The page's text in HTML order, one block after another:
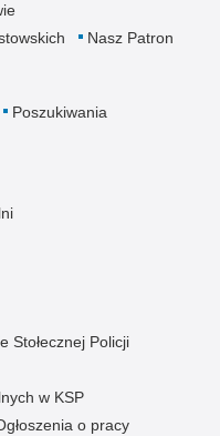
Nasz Patron
Poszukiwania
Stołecznej Policji
w KSP
o pracy